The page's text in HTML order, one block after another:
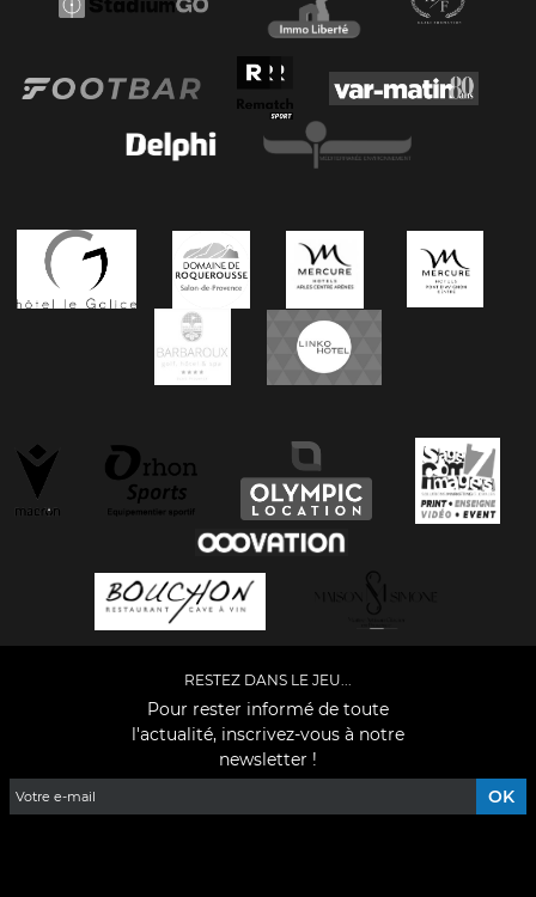
RESTEZ DANS LE JEU...
Pour rester informé de toute
l'actualité, inscrivez-vous à notre
newsletter !